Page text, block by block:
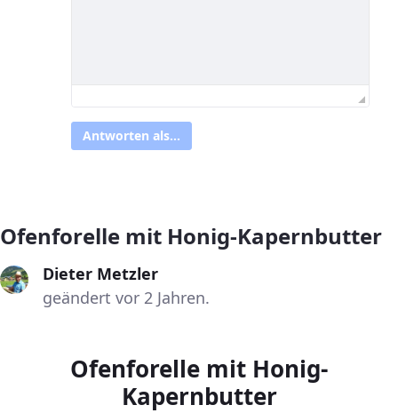
Antworten als...
Ofenforelle mit Honig-Kapernbutter
Dieter Metzler
geändert vor 2 Jahren.
Ofenforelle mit Honig-
Kapernbutter